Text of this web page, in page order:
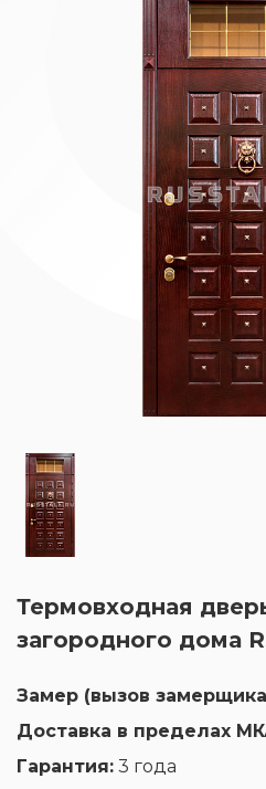
Термовходная
загородного дома
Замер (вызов
Доставка в пределах
Гарантия: 3 года